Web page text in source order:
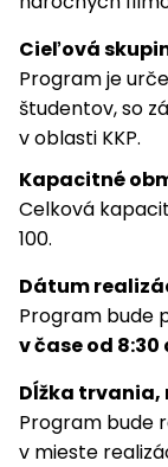
Cieľová
Program je
študentov, so
v oblasti KKP.
Kapacitné
Celková
100.
Dátum
Program bude
v čase od 8:30
Dĺžka
Program bude
v mieste